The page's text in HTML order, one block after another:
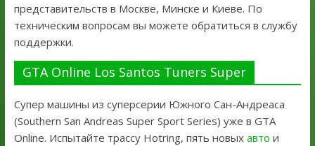
представительств в Москве, Минске и Киеве. По
техническим вопросам вы можете обратиться в службу
поддержки.
GTA Online Los Santos Tuners Super
Супер машины из суперсерии Южного Сан-Андреаса
(Southern San Andreas Super Sport Series) уже в GTA
Online. Испытайте трассу Hotring, пять новых авто и